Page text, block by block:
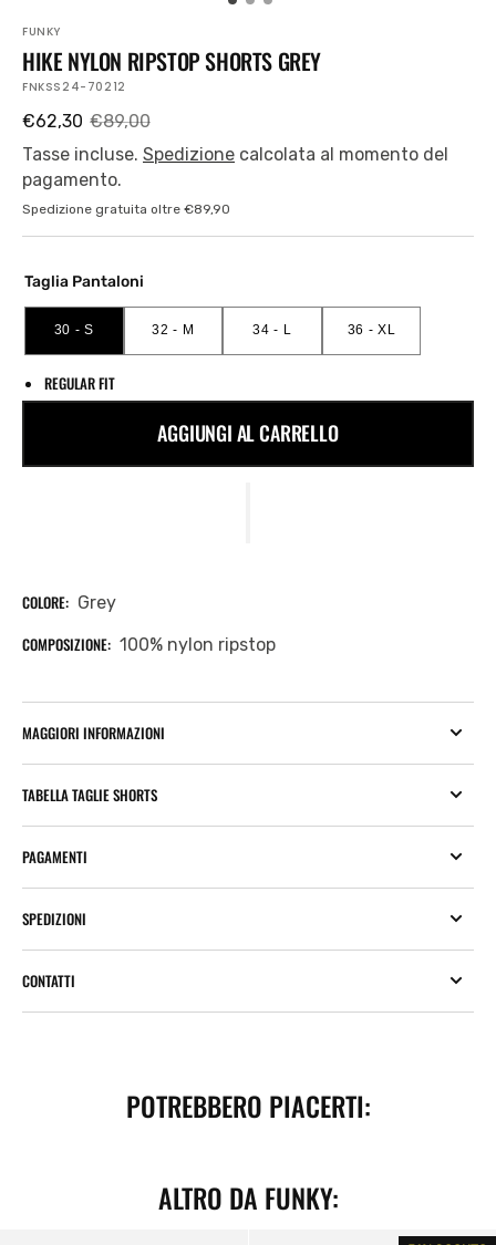
FUNKY
HIKE NYLON RIPSTOP SHORTS GREY
SKU:
FNKSS24-70212
Prezzo
di
vendita
€62,30 Prezzo
regolare
€89,00
Tasse incluse. Spedizione calcolata al momento del
pagamento.
Spedizione gratuita oltre €89,90
Taglia Pantaloni
30 - SVARIANTE
ESAURITA
O
NON
32 - MVARIANTE
ESAURITA
34 - LVARIANTE
ESAURITA
36 - XLVARIANTE
ESAURITA
REGULAR FIT
AGGIUNGI AL CARRELLO
COLORE: Grey
COMPOSIZIONE: 100% nylon ripstop
MAGGIORI INFORMAZIONI
TABELLA TAGLIE SHORTS
PAGAMENTI
SPEDIZIONI
CONTATTI
POTREBBERO PIACERTI:
ALTRO DA FUNKY: